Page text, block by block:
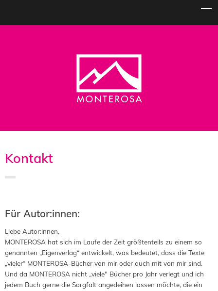
Kontakt
Für Autor:innen:
Liebe Autor:innen,
MONTEROSA hat sich im Laufe der Zeit größtenteils zu einem so
genannten „Eigenverlag“ entwickelt, was bedeutet, dass die Texte
„vieler“ MONTEROSA-Bücher von mir oder auch mit von mir sind.
Und da MONTEROSA nicht „viele" Bücher pro Jahr verlegt und ich
jedem Buch gerne die Sorgfalt angedeihen lassen möchte, die ein